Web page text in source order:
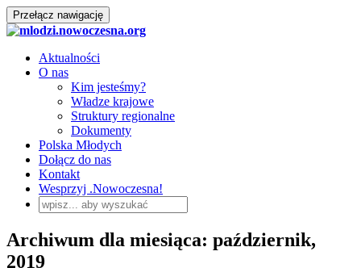
Przełącz nawigację
Aktualności
O nas
Kim jesteśmy?
Władze krajowe
Struktury regionalne
Dokumenty
Polska Młodych
Dołącz do nas
Kontakt
Wesprzyj .Nowoczesna!
Archiwum dla miesiąca: październik,
2019